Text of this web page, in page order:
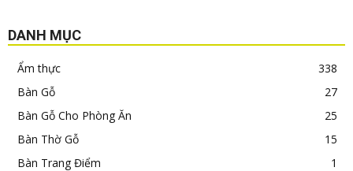
DANH MỤC
Ẩm thực
338
Bàn Gỗ
27
Bàn Gỗ Cho Phòng Ăn
25
Bàn Thờ Gỗ
15
Bàn Trang Điểm
1